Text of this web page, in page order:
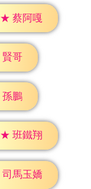
★ 蔡阿嘎
賢哥
孫鵬
★ 班鐵翔
司馬玉嬌